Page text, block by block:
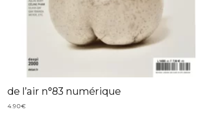
de l’air n°83 numérique
4.90€